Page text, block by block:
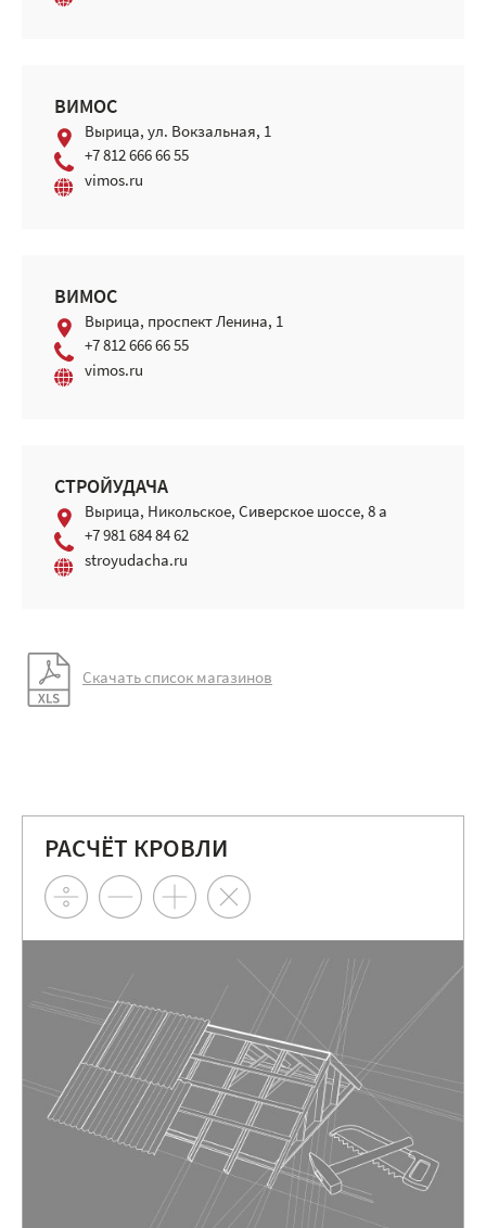
ВИМОС
Вырица, ул. Вокзальная, 1
+7 812 666 66 55
vimos.ru
ВИМОС
Вырица, проспект Ленина, 1
+7 812 666 66 55
vimos.ru
СТРОЙУДАЧА
Вырица, Никольское, Сиверское шоссе, 8 а
+7 981 684 84 62
stroyudacha.ru
Скачать список магазинов
РАСЧЁТ КРОВЛИ